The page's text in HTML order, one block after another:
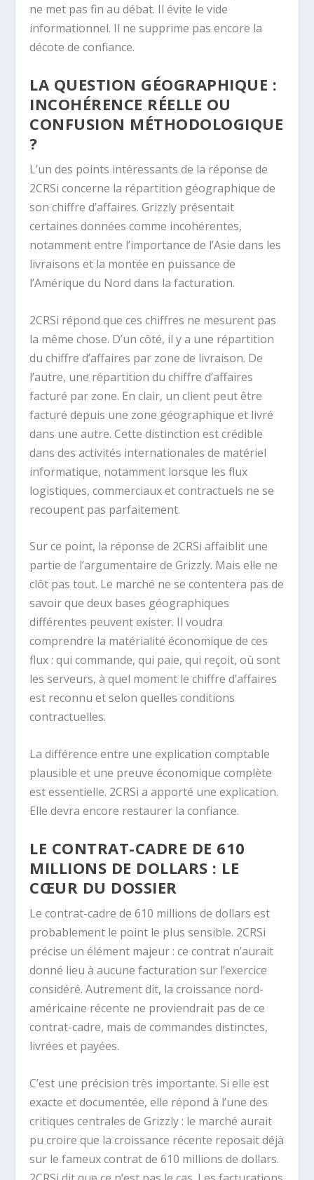
ne met pas fin au débat. Il évite le vide
informationnel. Il ne supprime pas encore la
décote de confiance.
LA QUESTION GÉOGRAPHIQUE :
INCOHÉRENCE RÉELLE OU
CONFUSION MÉTHODOLOGIQUE
?
L’un des points intéressants de la réponse de
2CRSi concerne la répartition géographique de
son chiffre d’affaires. Grizzly présentait
certaines données comme incohérentes,
notamment entre l’importance de l’Asie dans les
livraisons et la montée en puissance de
l’Amérique du Nord dans la facturation.
2CRSi répond que ces chiffres ne mesurent pas
la même chose. D’un côté, il y a une répartition
du chiffre d’affaires par zone de livraison. De
l’autre, une répartition du chiffre d’affaires
facturé par zone. En clair, un client peut être
facturé depuis une zone géographique et livré
dans une autre. Cette distinction est crédible
dans des activités internationales de matériel
informatique, notamment lorsque les flux
logistiques, commerciaux et contractuels ne se
recoupent pas parfaitement.
Sur ce point, la réponse de 2CRSi affaiblit une
partie de l’argumentaire de Grizzly. Mais elle ne
clôt pas tout. Le marché ne se contentera pas de
savoir que deux bases géographiques
différentes peuvent exister. Il voudra
comprendre la matérialité économique de ces
flux : qui commande, qui paie, qui reçoit, où sont
les serveurs, à quel moment le chiffre d’affaires
est reconnu et selon quelles conditions
contractuelles.
La différence entre une explication comptable
plausible et une preuve économique complète
est essentielle. 2CRSi a apporté une explication.
Elle devra encore restaurer la confiance.
LE CONTRAT-CADRE DE 610
MILLIONS DE DOLLARS : LE
CŒUR DU DOSSIER
Le contrat-cadre de 610 millions de dollars est
probablement le point le plus sensible. 2CRSi
précise un élément majeur : ce contrat n’aurait
donné lieu à aucune facturation sur l’exercice
considéré. Autrement dit, la croissance nord-
américaine récente ne proviendrait pas de ce
contrat-cadre, mais de commandes distinctes,
livrées et payées.
C’est une précision très importante. Si elle est
exacte et documentée, elle répond à l’une des
critiques centrales de Grizzly : le marché aurait
pu croire que la croissance récente reposait déjà
sur le fameux contrat de 610 millions de dollars.